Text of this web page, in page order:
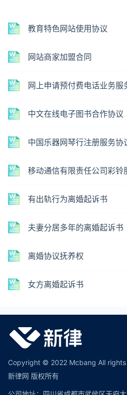
教育特色网站使用协议
网站商家加盟合同
网上申请预付费电话业务服
中文在线电子图书合作协议
中国乐器网琴行注册服务协
移动通信有限责任公司彩铃
有出轨行为离婚起诉书
夫妻分居多年的离婚起诉书
离婚协议抚养权
女方离婚起诉书
Copyright © 2022 Mcbang All
新律网 版权所有